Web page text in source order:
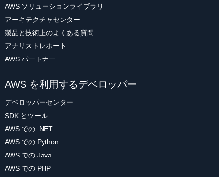
AWS ソリューションライブラリ
アーキテクチャセンター
製品と技術上のよくある質問
アナリストレポート
AWS パートナー
AWS を利用するデベロッパー
デベロッパーセンター
SDK とツール
AWS での .NET
AWS での Python
AWS での Java
AWS での PHP